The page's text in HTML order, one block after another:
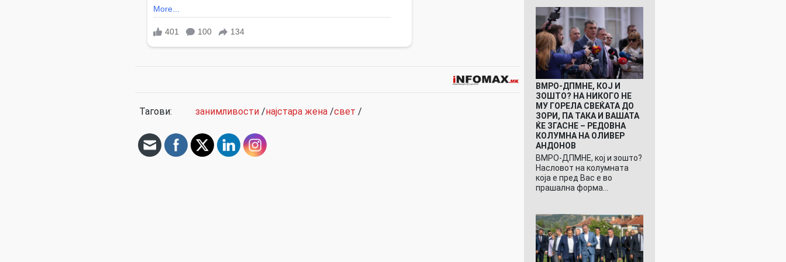
Тагови: занимливости /најстара жена /свет /
ВМРО-ДПМНЕ, КОЈ И
ЗОШТО? НА НИКОГО НЕ
МУ ГОРЕЛА СВЕЌАТА ДО
ЗОРИ, ПА ТАКА И ВАШАТА
ЌЕ ЗГАСНЕ – РЕДОВНА
КОЛУМНА НА ОЛИВЕР
АНДОНОВ
ВМРО-ДПМНЕ, кој и зошто?
Насловот на колумната
која е пред Вас е во
прашална форма…